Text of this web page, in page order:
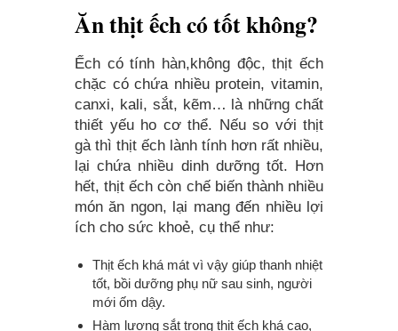
Ăn thịt ếch có tốt không?
Ếch có tính hàn,không độc, thịt ếch
chặc có chứa nhiều protein, vitamin,
canxi, kali, sắt, kẽm… là những chất
thiết yếu ho cơ thể. Nếu so với thịt
gà thì thịt ếch lành tính hơn rất nhiều,
lại chứa nhiều dinh dưỡng tốt. Hơn
hết, thịt ếch còn chế biến thành nhiều
món ăn ngon, lại mang đến nhiều lợi
ích cho sức khoẻ, cụ thể như:
Thịt ếch khá mát vì vậy giúp thanh nhiệt
tốt, bồi dưỡng phụ nữ sau sinh, người
mới ốm dậy.
Hàm lượng sắt trong thịt ếch khá cao,